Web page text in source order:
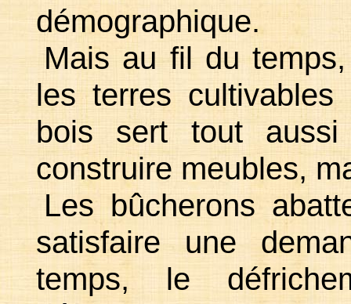
démographique.
Mais au fil du
les terres
bois sert tout
construire meubles,
Les bûcherons
satisfaire une
temps, le